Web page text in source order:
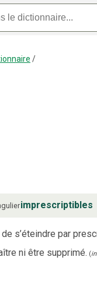
/
imprescriptibles
s’éteindre par
ni être supprimé. (in